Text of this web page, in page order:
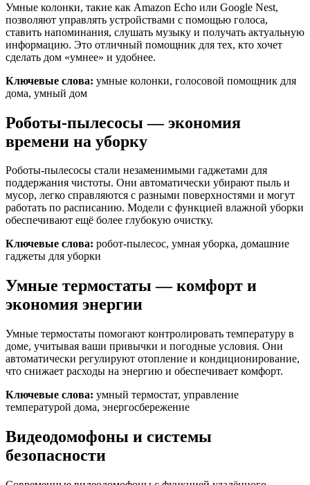
Умные колонки, такие как Amazon Echo или Google Nest,
позволяют управлять устройствами с помощью голоса,
ставить напоминания, слушать музыку и получать актуальную
информацию. Это отличный помощник для тех, кто хочет
сделать дом «умнее» и удобнее.
Ключевые слова: умные колонки, голосовой помощник для
дома, умный дом
Роботы-пылесосы — экономия
времени на уборку
Роботы-пылесосы стали незаменимыми гаджетами для
поддержания чистоты. Они автоматически убирают пыль и
мусор, легко справляются с разными поверхностями и могут
работать по расписанию. Модели с функцией влажной уборки
обеспечивают ещё более глубокую очистку.
Ключевые слова: робот-пылесос, умная уборка, домашние
гаджеты для уборки
Умные термостаты — комфорт и
экономия энергии
Умные термостаты помогают контролировать температуру в
доме, учитывая ваши привычки и погодные условия. Они
автоматически регулируют отопление и кондиционирование,
что снижает расходы на энергию и обеспечивает комфорт.
Ключевые слова: умный термостат, управление
температурой дома, энергосбережение
Видеодомофоны и системы
безопасности